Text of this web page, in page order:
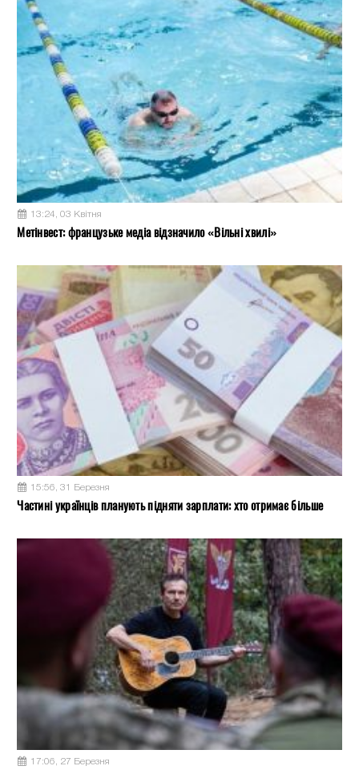
13:24, 03 Квітня
Метінвест: французьке медіа відзначило «Вільні хвилі»
15:56, 31 Березня
Частині українців планують підняти зарплати: хто отримає більше
17:06, 27 Березня